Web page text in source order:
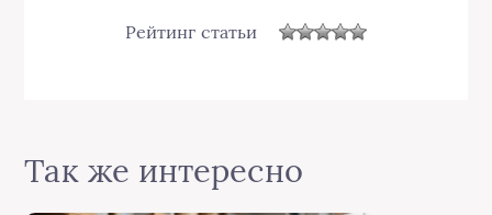
Рейтинг статьи
Так же интересно